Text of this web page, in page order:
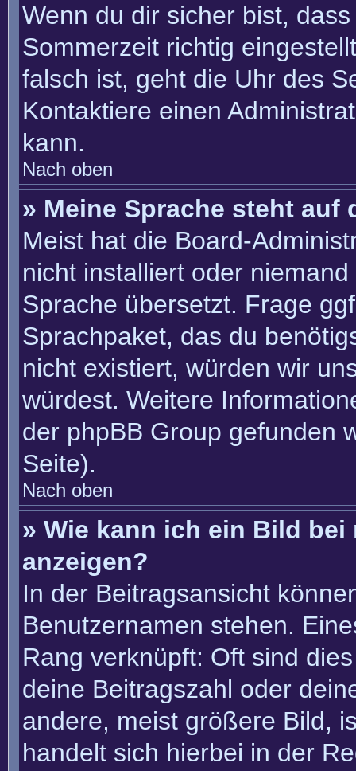
Wenn du dir sicher bist,
Sommerzeit richtig
falsch ist, geht die Uhr des
Kontaktiere einen
kann.
Nach oben
» Meine Sprache steht
Meist hat die Board-
nicht installiert oder
Sprache übersetzt. Frage
Sprachpaket, das du
nicht existiert, würden wir
würdest. Weitere
der phpBB Group gefunden
Seite).
Nach oben
» Wie kann ich ein Bild bei
anzeigen?
In der Beitragsansicht
Benutzernamen stehen.
Rang verknüpft: Oft sind
deine Beitragszahl oder
andere, meist größere Bild,
handelt sich hierbei in der